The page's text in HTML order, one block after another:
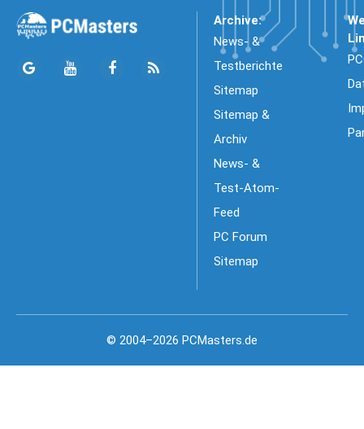
Archive:
News- &
Testberichte
Sitemap
Sitemap &
Archiv
News- &
Test-Atom-
Feed
PC Forum
Sitemap
© 2004–2026 PCMasters.de